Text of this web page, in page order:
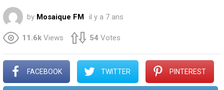
by Mosaique FM il y a 7 ans
11.6k Views 54 Votes
FACEBOOK TWITTER PINTEREST